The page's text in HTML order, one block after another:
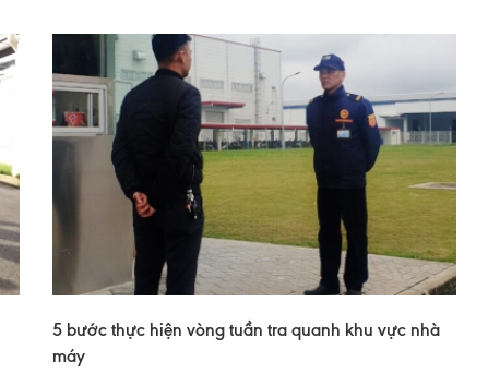
5 bước thực hiện vòng tuần tra quanh khu vực nhà
máy